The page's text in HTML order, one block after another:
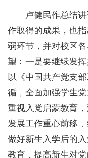
卢健民作总结
作取得的成果，也
弱环节，并对校区
望：一是要继续发
以《中国共产党支
循，全面加强学生
重视入党启蒙教育
发展工作重心前移
做好新生入学后的
教育，提高新生对